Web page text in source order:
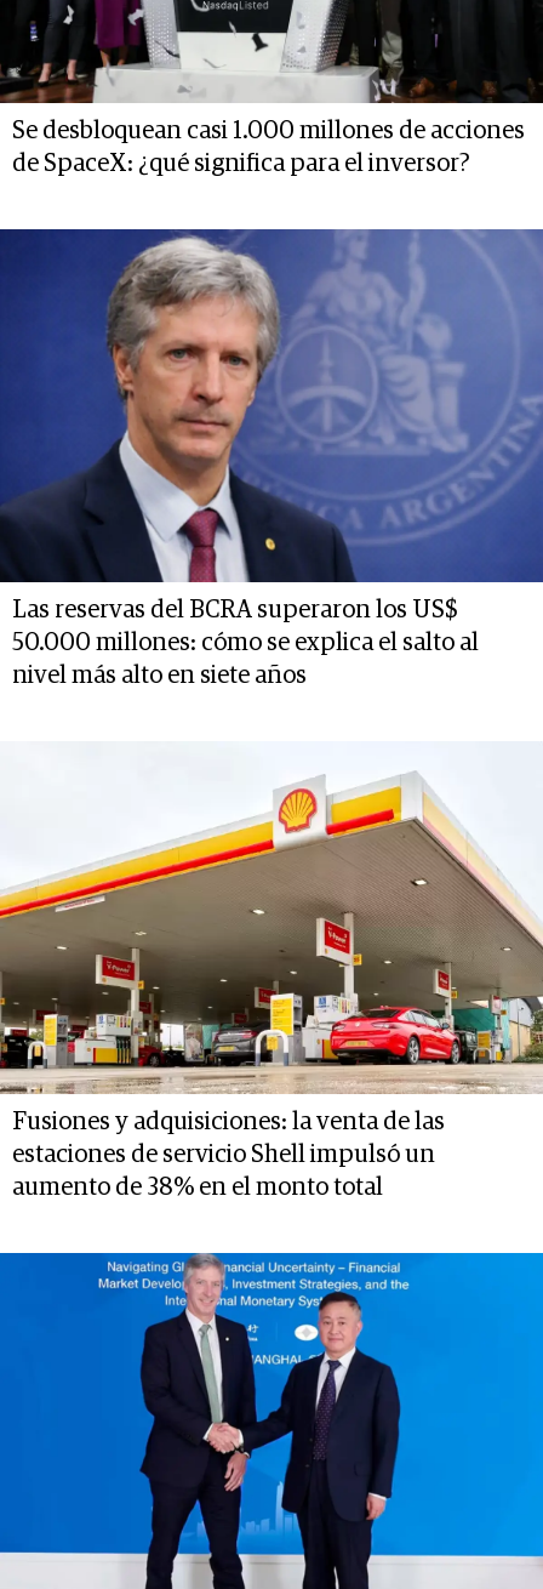
Se desbloquean casi 1.000 millones de acciones
de SpaceX: ¿qué significa para el inversor?
Las reservas del BCRA superaron los US$
50.000 millones: cómo se explica el salto al
nivel más alto en siete años
Fusiones y adquisiciones: la venta de las
estaciones de servicio Shell impulsó un
aumento de 38% en el monto total